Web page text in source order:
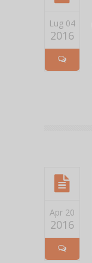
Lug 04
2016
Apr 20
2016